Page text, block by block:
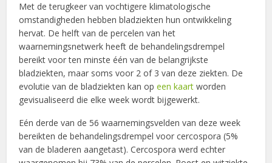
Met de terugkeer van vochtigere klimatologische
omstandigheden hebben bladziekten hun ontwikkeling
hervat. De helft van de percelen van het
waarnemingsnetwerk heeft de behandelingsdrempel
bereikt voor ten minste één van de belangrijkste
bladziekten, maar soms voor 2 of 3 van deze ziekten. De
evolutie van de bladziekten kan opeen kaart worden
gevisualiseerd die elke week wordt bijgewerkt.
Eén derde van de 56 waarnemingsvelden van deze week
bereikten de behandelingsdrempel voor cercospora (5%
van de bladeren aangetast). Cercospora werd echter